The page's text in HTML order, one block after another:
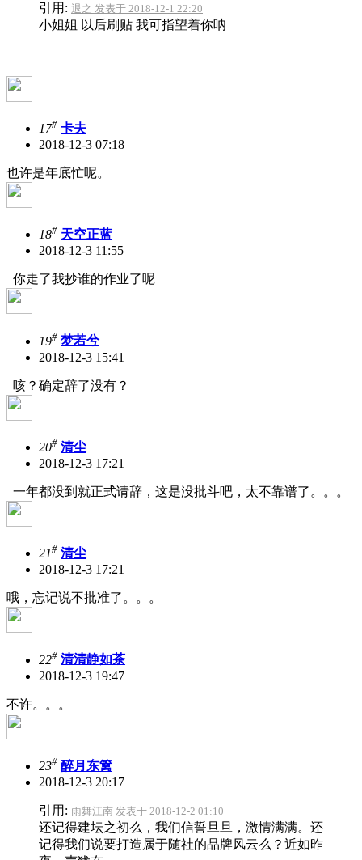
引用: 退之 发表于 2018-12-1 22:20
小姐姐 以后刷贴 我可指望着你呐
17# 卡夫
2018-12-3 07:18
也许是年底忙呢。
18# 天空正蓝
2018-12-3 11:55
你走了我抄谁的作业了呢
19# 梦若兮
2018-12-3 15:41
咳？确定辞了没有？
20# 清尘
2018-12-3 17:21
一年都没到就正式请辞，这是没批斗吧，太不靠谱了。。。
21# 清尘
2018-12-3 17:21
哦，忘记说不批准了。。。
22# 清清静如茶
2018-12-3 19:47
不许。。。
23# 醉月东篱
2018-12-3 20:17
引用: 雨舞江南 发表于 2018-12-2 01:10
还记得建坛之初么，我们信誓旦旦，激情满满。还
记得我们说要打造属于随社的品牌风云么？近如昨